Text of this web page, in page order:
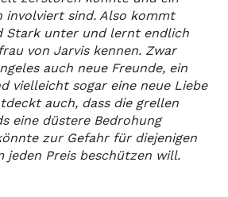
involviert sind. Also kommt
Stark unter und lernt endlich
von Jarvis kennen. Zwar
auch neue Freunde, ein
vielleicht sogar eine neue Liebe
auch, dass die grellen
eine düstere Bedrohung
zur Gefahr für diejenigen
jeden Preis beschützen will.